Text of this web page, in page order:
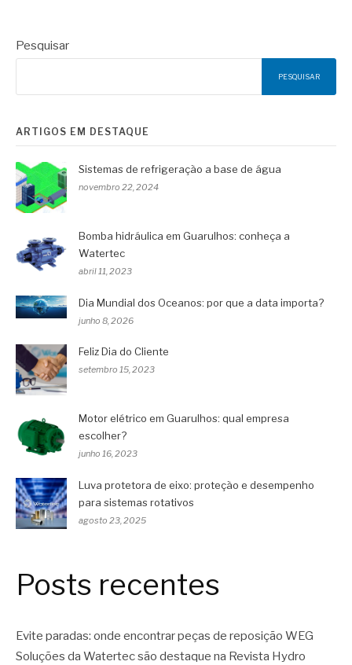
Pesquisar
PESQUISAR
ARTIGOS EM DESTAQUE
Sistemas de refrigeração a base de água
novembro 22, 2024
Bomba hidráulica em Guarulhos: conheça a
Watertec
abril 11, 2023
Dia Mundial dos Oceanos: por que a data importa?
junho 8, 2026
Feliz Dia do Cliente
setembro 15, 2023
Motor elétrico em Guarulhos: qual empresa
escolher?
junho 16, 2023
Luva protetora de eixo: proteção e desempenho
para sistemas rotativos
agosto 23, 2025
Posts recentes
Evite paradas: onde encontrar peças de reposição WEG
Soluções da Watertec são destaque na Revista Hydro